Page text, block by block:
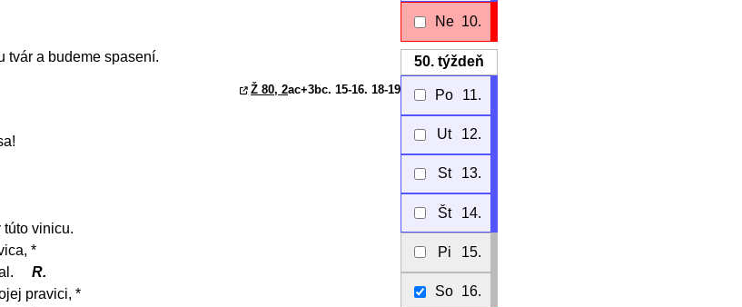
tvár a budeme spasení.
Ž 80, 2ac+3bc. 15-16. 18-19
vinicu.
*
R.
pravici, *
Ne 10.
50. týždeň
Po 11.
Ut 12.
St 13.
Št 14.
Pi 15.
So 16.